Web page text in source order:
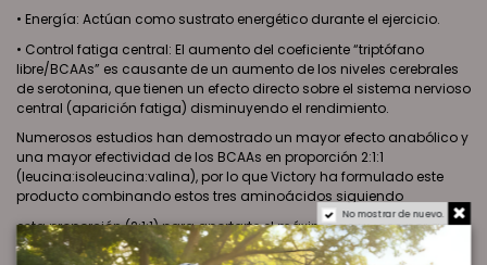
• Energía: Actúan como sustrato energético durante el ejercicio.
• Control fatiga central: El aumento del coeficiente “triptófano
libre/BCAAs” es causante de un aumento de los niveles cerebrales
de serotonina, que tienen un efecto directo sobre el sistema nervioso
central (aparición fatiga) disminuyendo el rendimiento.
Numerosos estudios han demostrado un mayor efecto anabólico y
una mayor efectividad de los BCAAs en proporción 2:1:1
(leucina:isoleucina:valina), por lo que Victory ha formulado este
producto combinando estos tres aminoácidos siguiendo
esta proporción (2:1:1) para aportarte el máximo de BCAAs por dosis
con la mayor efectividad posible.
No mostrar de nuevo.